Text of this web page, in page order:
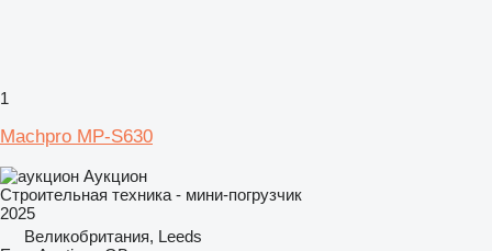
1
Machpro MP-S630
Аукцион
Строительная техника - мини-погрузчик
2025
Великобритания, Leeds